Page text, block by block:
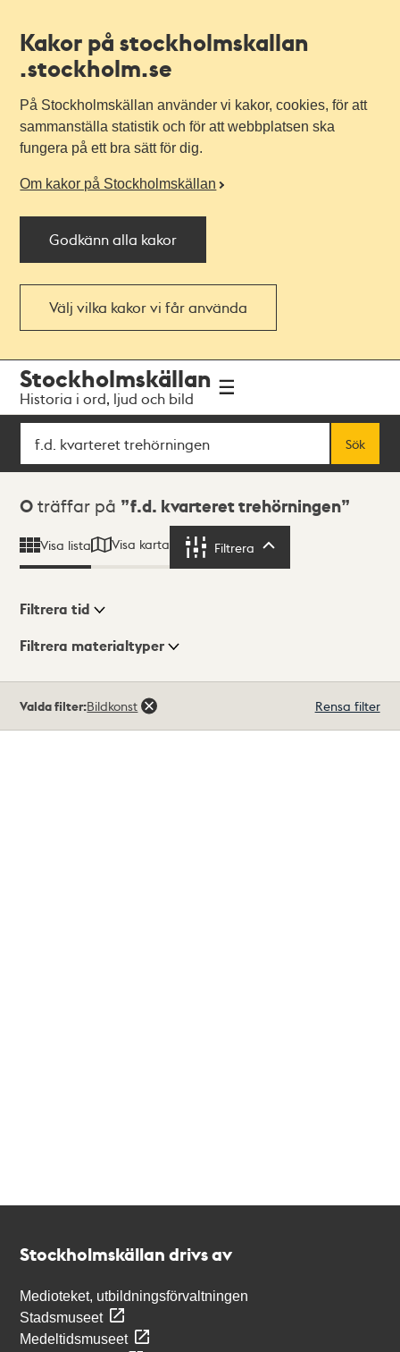
Kakor på stockholmskallan
.stockholm.se
På Stockholmskällan använder vi kakor, cookies, för att
sammanställa statistik och för att webbplatsen ska
fungera på ett bra sätt för dig.
Om kakor på Stockholmskällan
Godkänn alla kakor
Välj vilka kakor vi får använda
navigationen
huvudinnehållet
Stockholmskällan
Historia i ord, ljud och bild
Sök
Sök
Sökresultat
0 träffar på f.d. kvarteret trehörningen
Visa lista Visa karta Filtrera
Visningsläge
Filtrera tid
Filtrera materialtyper
träffar
Valda filter:Bildkonst Rensa filter
Stockholmskällan drivs av
Medioteket, utbildningsförvaltningen
Stadsmuseet
Medeltidsmuseet